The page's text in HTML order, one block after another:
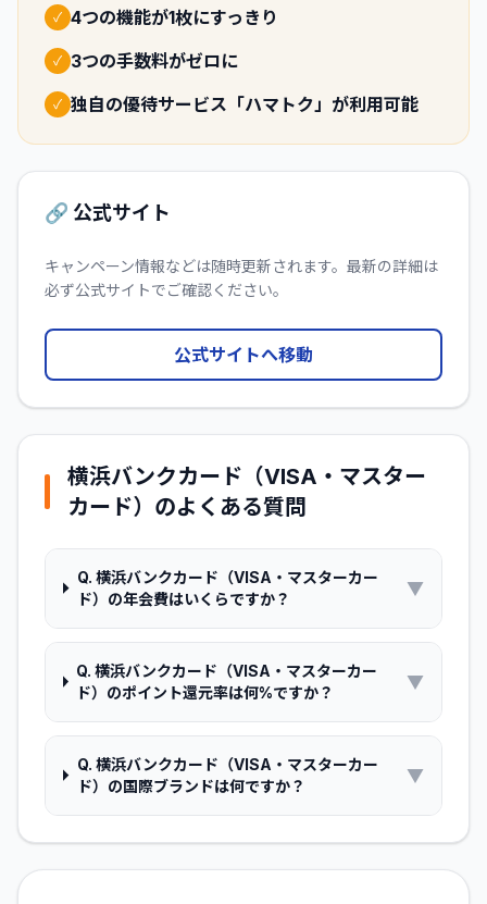
✓ 4つの機能が1枚にすっきり
✓ 3つの手数料がゼロに
✓ 独自の優待サービス「ハマトク」が利用可能
🔗 公式サイト
キャンペーン情報などは随時更新されます。最新の詳細は
必ず公式サイトでご確認ください。
公式サイトへ移動
横浜バンクカード（VISA・マスター
カード） のよくある質問
Q. 横浜バンクカード（VISA・マスターカー
ド）の年会費はいくらですか？
▼
Q.横浜バンクカード（VISA・マスターカー
ド）のポイント還元率は何%ですか？
▼
Q. 横浜バンクカード（VISA・マスターカー
ド）の国際ブランドは何ですか？
▼